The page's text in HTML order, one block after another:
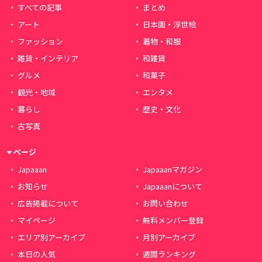
すべての記事
まとめ
アート
日本画・浮世絵
ファッション
着物・和服
雑貨・インテリア
和雑貨
グルメ
和菓子
観光・地域
エンタメ
暮らし
歴史・文化
古写真
ページ
Japaaan
Japaaanマガジン
お知らせ
Japaaanについて
広告掲載について
お問い合わせ
マイページ
無料メンバー登録
エリア別アーカイブ
月別アーカイブ
本日の人気
週間ランキング